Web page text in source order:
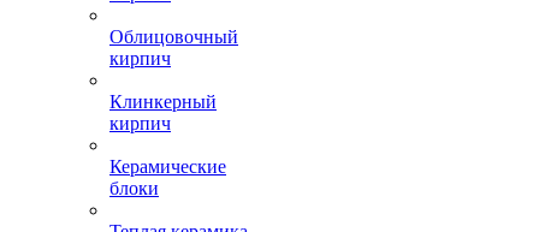
Облицовочный
кирпич
Клинкерный
кирпич
Керамические
блоки